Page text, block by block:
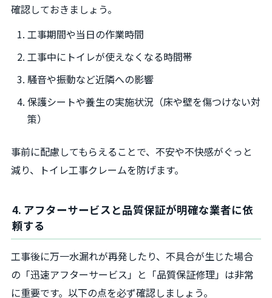
確認しておきましょう。
工事期間や当日の作業時間
工事中にトイレが使えなくなる時間帯
騒音や振動など近隣への影響
保護シートや養生の実施状況（床や壁を傷つけない対
策）
事前に配慮してもらえることで、不安や不快感がぐっと
減り、トイレ工事クレームを防げます。
4. アフターサービスと品質保証が明確な業者に依
頼する
工事後に万一水漏れが再発したり、不具合が生じた場合
の「迅速アフターサービス」と「品質保証修理」は非常
に重要です。以下の点を必ず確認しましょう。